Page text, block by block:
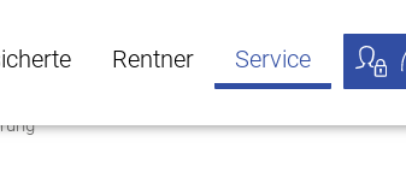
öffnenUntermenü öffnen
Rentner Service